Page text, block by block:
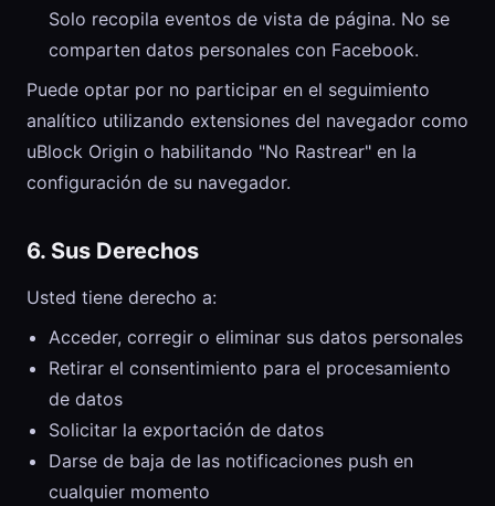
Solo recopila eventos de vista de página. No se
comparten datos personales con Facebook.
Puede optar por no participar en el seguimiento
analítico utilizando extensiones del navegador como
uBlock Origin o habilitando "No Rastrear" en la
configuración de su navegador.
6. Sus Derechos
Usted tiene derecho a:
Acceder, corregir o eliminar sus datos personales
Retirar el consentimiento para el procesamiento
de datos
Solicitar la exportación de datos
Darse de baja de las notificaciones push en
cualquier momento